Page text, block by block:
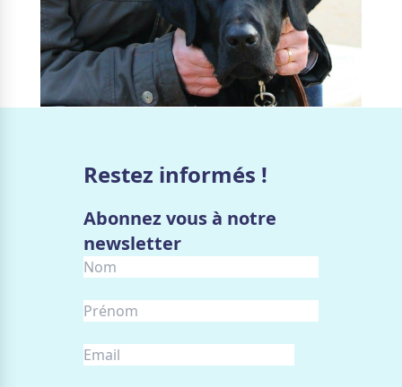
Restez informés !
Abonnez vous à notre
newsletter